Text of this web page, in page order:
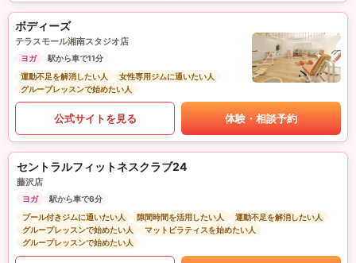
ボディーズ
テラスモール湘南スタジオ店
ヨガ
駅から車で11分
運動不足を解消したい人
女性専用ジムに通いたい人
グループレッスンで始めたい人
公式サイトを見る 体験・相談予約
セントラルフィットネスクラブ24
藤沢店
ヨガ
駅から車で6分
プール付きジムに通いたい人
隙間時間を活用したい人
運動不足を解消したい人
グループレッスンで始めたい人
マットピラティスを始めたい人
グループレッスンで始めたい人